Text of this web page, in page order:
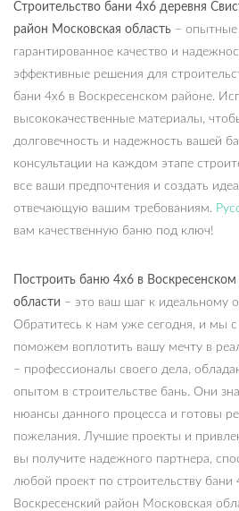
Строительство бани 4х6 деревня
район Московская область – опытные
гарантированное качество и
эффективные решения для
бани 4х6 в Воскресенском районе.
высококачественные материалы,
долговечность и надежность вашей
консультации на каждом этапе
все ваши предпочтения и создать
отвечающую вашим требованиям.
вам качественную баню под ключ!
Построить баню 4х6 в
области – это ваш шаг к идеальному
Обратитесь к нам уже сегодня, и мы с
поможем воплотить вашу мечту в
– профессионалы своего дела,
опытом в строительстве бань. Они
нюансы данного процесса и готовы
пожелания. Лучшие проекты и
вы получите надежного партнера,
любой проект по строительству бани
Воскресенский район Московская